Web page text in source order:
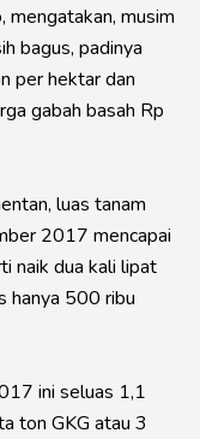
mengatakan, musim
bagus, padinya
per hektar dan
gabah basah Rp
luas tanam
2017 mencapai
naik dua kali lipat
hanya 500 ribu
ini seluas 1,1
ton GKG atau 3